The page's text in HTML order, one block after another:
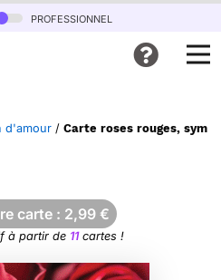
professionnel
d'amour / Carte roses rouges,
carte : 2,99 €
à partir de 11cartes !